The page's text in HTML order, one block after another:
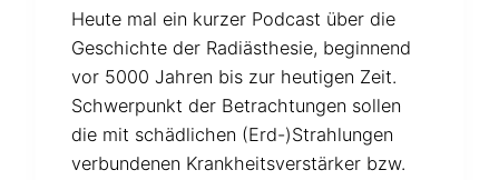
Heute mal ein kurzer Podcast über die
Geschichte der Radiästhesie, beginnend
vor 5000 Jahren bis zur heutigen Zeit.
Schwerpunkt der Betrachtungen sollen
die mit schädlichen (Erd-)Strahlungen
verbundenen Krankheitsverstärker bzw.